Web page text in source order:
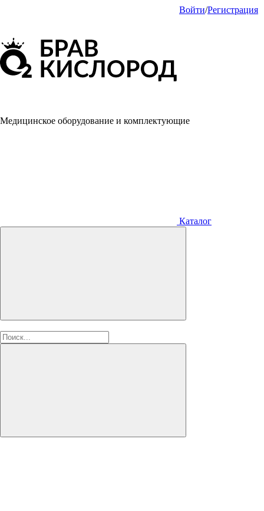
Войти/Регистрация
Медицинское оборудование и комплектующие
Каталог